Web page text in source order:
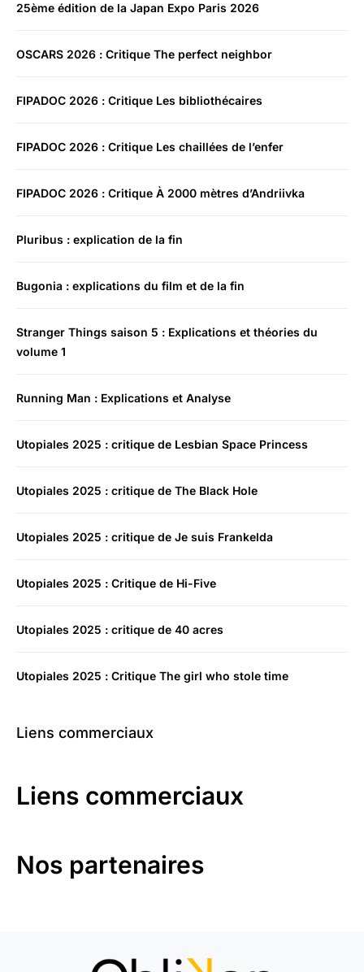
25ème édition de la Japan Expo Paris 2026
OSCARS 2026 : Critique The perfect neighbor
FIPADOC 2026 : Critique Les bibliothécaires
FIPADOC 2026 : Critique Les chaillées de l’enfer
FIPADOC 2026 : Critique À 2000 mètres d’Andriivka
Pluribus : explication de la fin
Bugonia : explications du film et de la fin
Stranger Things saison 5 : Explications et théories du
volume 1
Running Man : Explications et Analyse
Utopiales 2025 : critique de Lesbian Space Princess
Utopiales 2025 : critique de The Black Hole
Utopiales 2025 : critique de Je suis Frankelda
Utopiales 2025 : Critique de Hi-Five
Utopiales 2025 : critique de 40 acres
Utopiales 2025 : Critique The girl who stole time
Liens commerciaux
Liens commerciaux
Nos partenaires